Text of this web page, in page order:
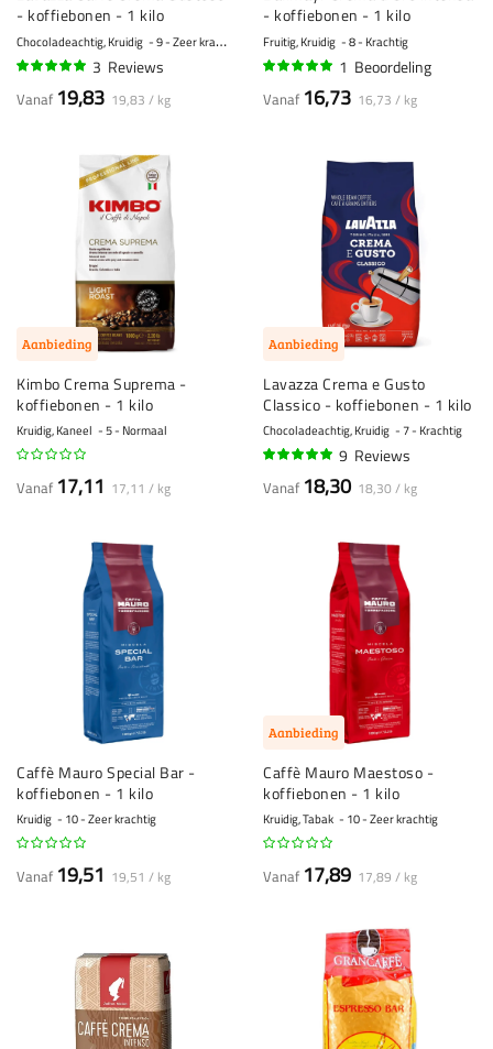
- koffiebonen - 1 kilo
Chocoladeachtig, Kruidig 9 - Zeer krachtig
3 Reviews
Vanaf 19,83 19,83 / kg
- koffiebonen - 1 kilo
Fruitig, Kruidig 8 - Krachtig
1 Beoordeling
Vanaf 16,73 16,73 / kg
Aanbieding
Kimbo Crema Suprema -
koffiebonen - 1 kilo
Kruidig, Kaneel 5 - Normaal
Vanaf 17,11 17,11 / kg
Aanbieding
Lavazza Crema e Gusto
Classico - koffiebonen - 1 kilo
Chocoladeachtig, Kruidig 7 - Krachtig
9 Reviews
Vanaf 18,30 18,30 / kg
Caffè Mauro Special Bar -
koffiebonen - 1 kilo
Kruidig 10 - Zeer krachtig
Vanaf 19,51 19,51 / kg
Aanbieding
Caffè Mauro Maestoso -
koffiebonen - 1 kilo
Kruidig, Tabak 10 - Zeer krachtig
Vanaf 17,89 17,89 / kg